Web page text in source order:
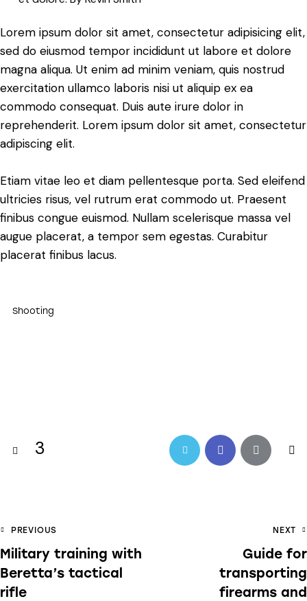
Lorem ipsum dolor sit amet, consectetur adipisicing elit,
sed do eiusmod tempor incididunt ut labore et dolore
magna aliqua. Ut enim ad minim veniam, quis nostrud
exercitation ullamco laboris nisi ut aliquip ex ea
commodo consequat. Duis aute irure dolor in
reprehenderit. Lorem ipsum dolor sit amet, consectetur
adipiscing elit.
Etiam vitae leo et diam pellentesque porta. Sed eleifend
ultricies risus, vel rutrum erat commodo ut. Praesent
finibus congue euismod. Nullam scelerisque massa vel
augue placerat, a tempor sem egestas. Curabitur
placerat finibus lacus.
Shooting
3 Twitter-FacebookShare-
Post
navigation
PREVIOUS
Military training with
Beretta’s tactical
rifle
NEXT
Guide for
transporting
firearms and